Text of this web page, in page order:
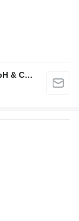
alga Nutzfahrzeug- und Baumaschinen GmbH & Co. KG